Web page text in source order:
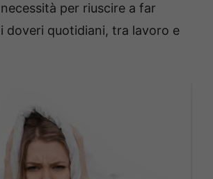
per riuscire a far
doveri quotidiani, tra lavoro e